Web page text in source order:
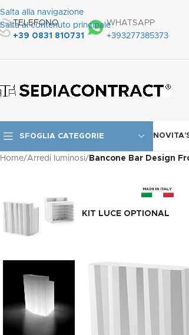
Salta alla navigazione
Salta al contenuto principale
TELEFONO
+39 0831 810731
WHATSAPP
+393277385373
SFOGLIA CATEGORIE NOVITA’
Home/Arredi luminosi/ Bancone Bar Design
KIT LUCE OPTIONAL